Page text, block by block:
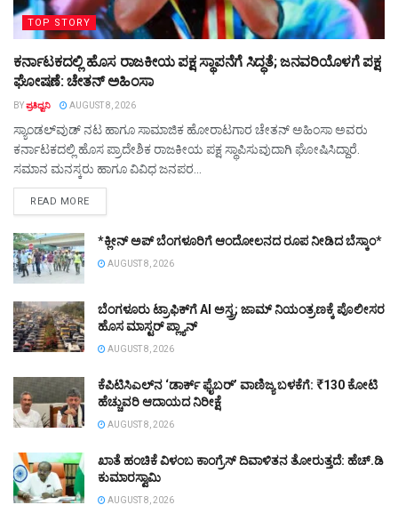
TOP STORY
ಕರ್ನಾಟಕದಲ್ಲಿ ಹೊಸ ರಾಜಕೀಯ ಪಕ್ಷ ಸ್ಥಾಪನೆಗೆ ಸಿದ್ಧತೆ; ಜನವರಿಯೊಳಗೆ ಪಕ್ಷ
ಘೋಷಣೆ: ಚೇತನ್ ಅಹಿಂಸಾ
BYಪ್ರತಿಧ್ವನಿ AUGUST 8, 2026
ಸ್ಯಾಂಡಲ್‌ವುಡ್ ನಟ ಹಾಗೂ ಸಾಮಾಜಿಕ ಹೋರಾಟಗಾರ ಚೇತನ್ ಅಹಿಂಸಾ ಅವರು
ಕರ್ನಾಟಕದಲ್ಲಿ ಹೊಸ ಪ್ರಾದೇಶಿಕ ರಾಜಕೀಯ ಪಕ್ಷ ಸ್ಥಾಪಿಸುವುದಾಗಿ ಘೋಷಿಸಿದ್ದಾರೆ.
ಸಮಾನ ಮನಸ್ಕರು ಹಾಗೂ ವಿವಿಧ ಜನಪರ...
READ MOREDETAILS
*ಕ್ಲೀನ್ ಅಪ್ ಬೆಂಗಳೂರಿಗೆ ಆಂದೋಲನದ ರೂಪ ನೀಡಿದ ಬೆಸ್ಕಾಂ*
AUGUST 8, 2026
ಬೆಂಗಳೂರು ಟ್ರಾಫಿಕ್‌ಗೆ AI ಅಸ್ತ್ರ; ಜಾಮ್ ನಿಯಂತ್ರಣಕ್ಕೆ ಪೊಲೀಸರ
ಹೊಸ ಮಾಸ್ಟರ್ ಪ್ಲ್ಯಾನ್
AUGUST 8, 2026
ಕೆಪಿಟಿಸಿಎಲ್‌ನ ‘ಡಾರ್ಕ್ ಫೈಬರ್’ ವಾಣಿಜ್ಯ ಬಳಕೆಗೆ: ₹130 ಕೋಟಿ
ಹೆಚ್ಚುವರಿ ಆದಾಯದ ನಿರೀಕ್ಷೆ
AUGUST 8, 2026
ಖಾತೆ ಹಂಚಿಕೆ ವಿಳಂಬ ಕಾಂಗ್ರೆಸ್ ದಿವಾಳಿತನ ತೋರುತ್ತದೆ: ಹೆಚ್.ಡಿ
ಕುಮಾರಸ್ವಾಮಿ
AUGUST 8, 2026